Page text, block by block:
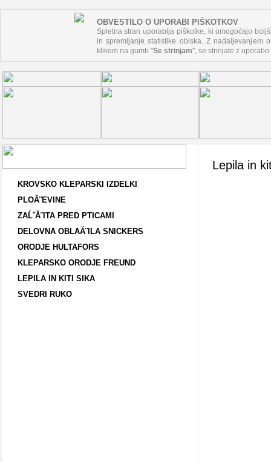
OBVESTILO O UPORABI PIŠKOTKOV
Spletna stran uporablja piškotke, ki omogočajo
in spremljanje statistike obiska. Z nadaljevanjem
klikom na gumb "Se strinjam", se strinjate z
KROVSKO KLEPARSKI IZDELKI
PLOĂ¨EVINE
ZAĹˇĂ¨ITA PRED PTICAMI
DELOVNA OBLAĂ¨ILA SNICKERS
ORODJE HULTAFORS
KLEPARSKO ORODJE FREUND
LEPILA IN KITI SIKA
SVEDRI RUKO
Lepila in